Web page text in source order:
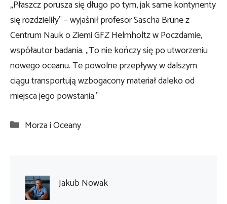
„Płaszcz porusza się długo po tym, jak same kontynenty
się rozdzieliły” – wyjaśnił profesor Sascha Brune z
Centrum Nauk o Ziemi GFZ Helmholtz w Poczdamie,
współautor badania. „To nie kończy się po utworzeniu
nowego oceanu. Te powolne przepływy w dalszym
ciągu transportują wzbogacony materiał daleko od
miejsca jego powstania.”
Kategorie
Morza i Oceany
Jakub Nowak